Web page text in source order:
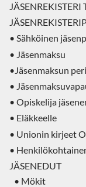
• Sähköinen
• Jäsenmaksu
•Jäsenmaksun
•
• Opiskelija
• Eläkkeelle
• Unionin kirjeet
•
JÄSENEDUT
• Mökit